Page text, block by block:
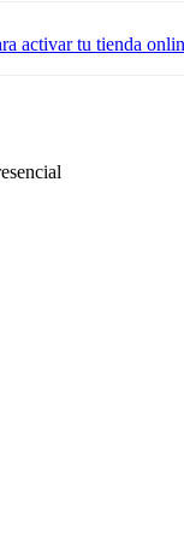
activar tu tienda